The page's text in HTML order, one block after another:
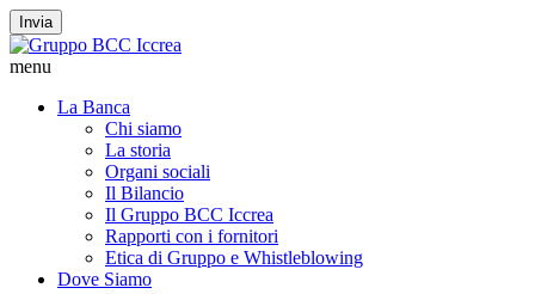
Invia
menu
La Banca
Chi siamo
La storia
Organi sociali
Il Bilancio
Il Gruppo BCC Iccrea
Rapporti con i fornitori
Etica di Gruppo e Whistleblowing
Dove Siamo